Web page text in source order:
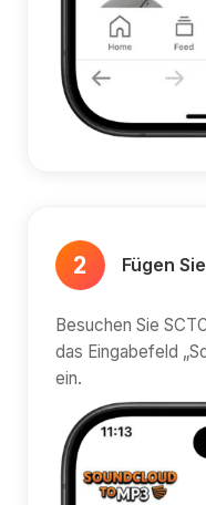
2 Fügen
Besuchen Sie
das Eingabefeld
ein.